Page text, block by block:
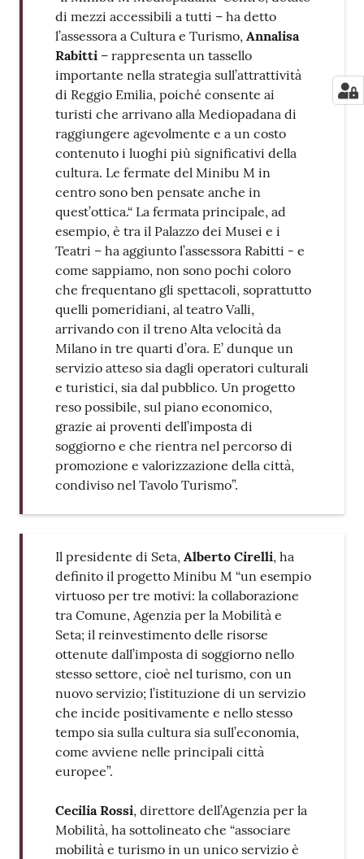
di mezzi accessibili a tutti – ha detto
l’assessora a Cultura e Turismo, Annalisa
Rabitti – rappresenta un tassello
importante nella strategia sull’attrattività
di Reggio Emilia, poiché consente ai
turisti che arrivano alla Mediopadana di
raggiungere agevolmente e a un costo
contenuto i luoghi più significativi della
cultura. Le fermate del Minibu M in
centro sono ben pensate anche in
quest’ottica.“ La fermata principale, ad
esempio, è tra il Palazzo dei Musei e i
Teatri – ha aggiunto l’assessora Rabitti - e
come sappiamo, non sono pochi coloro
che frequentano gli spettacoli, soprattutto
quelli pomeridiani, al teatro Valli,
arrivando con il treno Alta velocità da
Milano in tre quarti d’ora. E’ dunque un
servizio atteso sia dagli operatori culturali
e turistici, sia dal pubblico. Un progetto
reso possibile, sul piano economico,
grazie ai proventi dell’imposta di
soggiorno e che rientra nel percorso di
promozione e valorizzazione della città,
condiviso nel Tavolo Turismo”.
Il presidente di Seta, Alberto Cirelli, ha
definito il progetto Minibu M “un esempio
virtuoso per tre motivi: la collaborazione
tra Comune, Agenzia per la Mobilità e
Seta; il reinvestimento delle risorse
ottenute dall’imposta di soggiorno nello
stesso settore, cioè nel turismo, con un
nuovo servizio; l’istituzione di un servizio
che incide positivamente e nello stesso
tempo sia sulla cultura sia sull’economia,
come avviene nelle principali città
europee”.
Cecilia Rossi, direttore dell’Agenzia per la
Mobilità, ha sottolineato che “associare
mobilità e turismo in un unico servizio è